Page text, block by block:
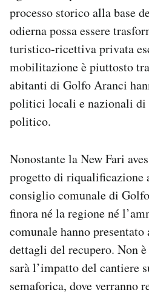
processo storico alla base
odierna possa essere
turistico-ricettiva privata
mobilitazione è piuttosto
abitanti di Golfo Aranci
politici locali e nazionali di
politico.
Nonostante la New Fari
progetto di riqualificazione
consiglio comunale di
finora né la regione né
comunale hanno
dettagli del recupero. Non
sarà l’impatto del cantiere
semaforica, dove verranno